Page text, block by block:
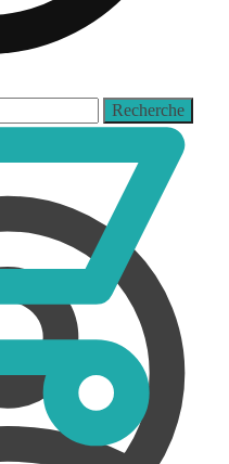
Recherche